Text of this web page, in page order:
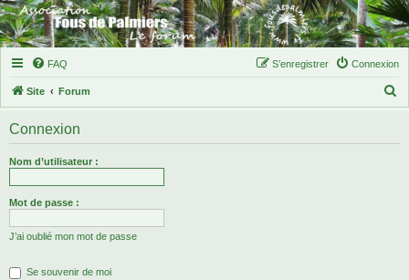
FAQ Connexion
S’enregistrer
Site Forum
Connexion
Nom d’utilisateur :
Mot de passe :
J’ai oublié mon mot de passe
Se souvenir de moi